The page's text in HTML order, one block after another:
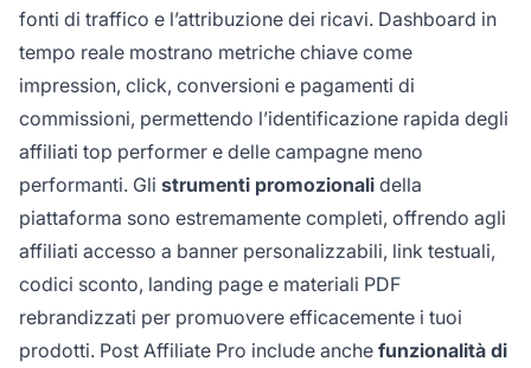
fonti di traffico e l’attribuzione dei ricavi. Dashboard in
tempo reale mostrano metriche chiave come
impression, click, conversioni e pagamenti di
commissioni, permettendo l’identificazione rapida degli
affiliati top performer e delle campagne meno
performanti. Gli strumenti promozionali della
piattaforma sono estremamente completi, offrendo agli
affiliati accesso a banner personalizzabili, link testuali,
codici sconto, landing page e materiali PDF
rebrandizzati per promuovere efficacemente i tuoi
prodotti. Post Affiliate Pro include anche funzionalità di